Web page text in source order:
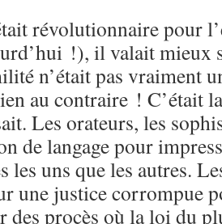
révolutionnaire pour
!), il valait mieux
n’était pas vraiment
au contraire ! C’était
Les orateurs, les
de langage pour
les uns que les autres.
une justice corrompue
des procès où la loi du